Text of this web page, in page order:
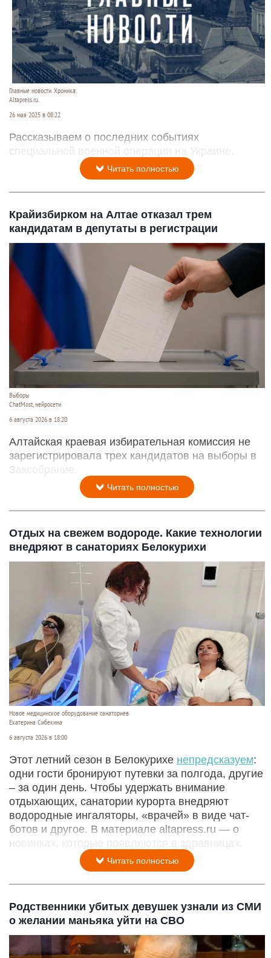
пляже Крыма: Что люди
вытворяют, когда их не
видят...
секунд, а
будете долго
День 1185-й. Самое важное к утру 26 мая
Главные новости. Хроника.
26 мая 2025 в 08:22
Рассказываем о последних событиях
специальной военной операции на Украине.
Читать полностью
Крайизбирком на Алтае отказал трем
Выборы
ChatMost, нейросети
Алтайская краевая избирательная комиссия не
зарегистрировала трех кандидатов на выборы в
Заксобрание.
Читать полностью
Отдых на свежем водороде. Какие технологии
внедряют в санаториях Белокурихи
Новое медицинское оборудование санаториев
Этот летний сезон в Белокурихенепредсказуем:
одни гости бронируют путевки за полгода, другие
– за один день. Чтобы удержать внимание
отдыхающих, санатории курорта внедряют